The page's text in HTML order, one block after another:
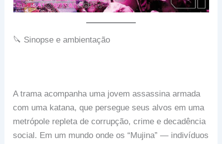
🔪 Sinopse e ambientação
A trama acompanha uma jovem assassina armada
com uma katana, que persegue seus alvos em uma
metrópole repleta de corrupção, crime e decadência
social. Em um mundo onde os “Mujina” — indivíduos